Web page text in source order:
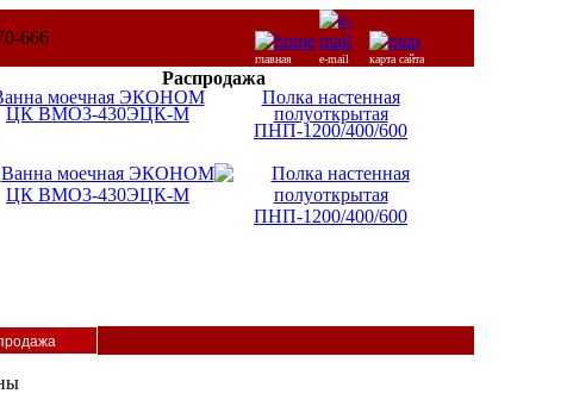
главная e-mail карта сайта
Распродажа
моечная ЭКОНОМ
ЦК ВМО3-430ЭЦК-М
Полка настенная
полуоткрытая
ПНП-1200/400/600